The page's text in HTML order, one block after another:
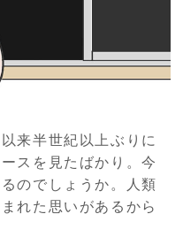
来半世紀以上ぶりに
スを見たばかり。今
のでしょうか。人類
れた思いがあるから